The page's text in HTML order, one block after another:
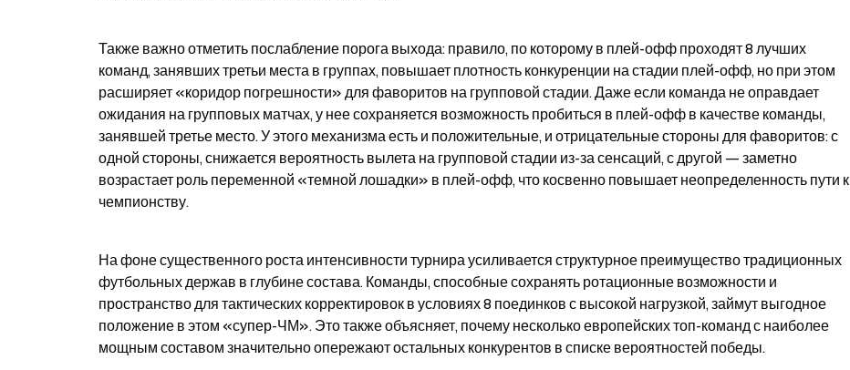
Также важно отметить послабление порога выхода: правило, по которому в плей-офф проходят 8 лучших
команд, занявших третьи места в группах, повышает плотность конкуренции на стадии плей-офф, но при этом
расширяет «коридор погрешности» для фаворитов на групповой стадии. Даже если команда не оправдает
ожидания на групповых матчах, у нее сохраняется возможность пробиться в плей-офф в качестве команды,
занявшей третье место. У этого механизма есть и положительные, и отрицательные стороны для фаворитов: с
одной стороны, снижается вероятность вылета на групповой стадии из-за сенсаций, с другой — заметно
возрастает роль переменной «темной лошадки» в плей-офф, что косвенно повышает неопределенность пути к
чемпионству.
На фоне существенного роста интенсивности турнира усиливается структурное преимущество традиционных
футбольных держав в глубине состава. Команды, способные сохранять ротационные возможности и
пространство для тактических корректировок в условиях 8 поединков с высокой нагрузкой, займут выгодное
положение в этом «супер-ЧМ». Это также объясняет, почему несколько европейских топ-команд с наиболее
мощным составом значительно опережают остальных конкурентов в списке вероятностей победы.